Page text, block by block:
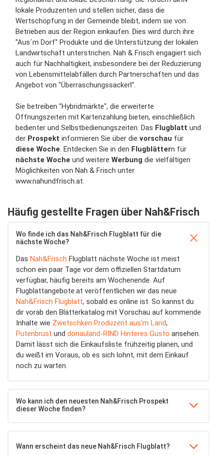
lokale Produzenten und stellen sicher, dass die
Wertschöpfung in der Gemeinde bleibt, indem sie von
Betrieben aus der Region einkaufen. Dies wird durch ihre
"Aus´m Dorf" Produkte und die Unterstützung der lokalen
Landwirtschaft unterstrichen. Nah & Frisch engagiert sich
auch für Nachhaltigkeit, insbesondere bei der Reduzierung
von Lebensmittelabfällen durch Partnerschaften und das
Angebot von "Überraschungssackerl".
Sie betreiben "Hybridmärkte", die erweiterte
Öffnungszeiten mit Kartenzahlung bieten, einschließlich
bedienter und Selbstbedienungszeiten. Das Flugblatt und
der Prospekt informieren Sie über die vorschau für
diese Woche. Entdecken Sie in den Flugblättern für
nächste Woche und weitere Werbung die vielfältigen
Möglichkeiten von Nah & Frisch unter
www.nahundfrisch.at.
Häufig gestellte Fragen über Nah&Frisch
Wo finde ich das Nah&Frisch Flugblatt für die
nächste Woche?
Das Nah&Frisch Flugblatt nächste Woche ist meist
schon ein paar Tage vor dem offiziellen Startdatum
verfügbar, häufig bereits am Wochenende. Auf
Flugblattangebote.at veröffentlichen wir das neue
Nah&Frisch Flugblatt, sobald es online ist. So kannst du
dir vorab den Blätterkatalog mit Vorschau auf kommende
Inhalte wie Zwetschken Produzent aus'm Land,
Putenbrust und donauland-RIND Hinteres Gusto ansehen.
Damit lässt sich die Einkaufsliste frühzeitig planen, und
du weißt im Voraus, ob es sich lohnt, mit dem Einkauf
noch zu warten.
Wo kann ich den neuesten Nah&Frisch Prospekt
dieser Woche finden?
Wann erscheint das neue Nah&Frisch Flugblatt?